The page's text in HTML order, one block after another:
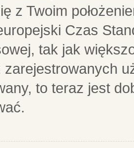
z Twoim
Czas
tak jak
to teraz jest